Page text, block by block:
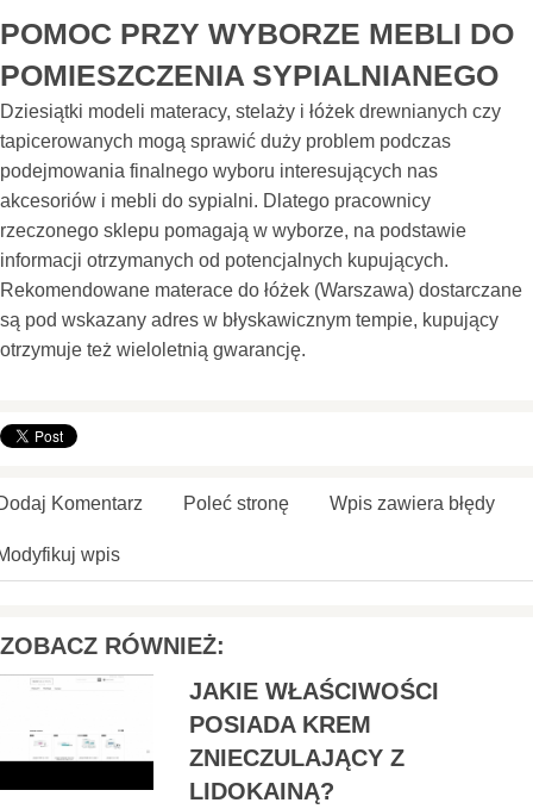
POMOC PRZY WYBORZE MEBLI DO
POMIESZCZENIA SYPIALNIANEGO
Dziesiątki modeli materacy, stelaży i łóżek drewnianych czy
tapicerowanych mogą sprawić duży problem podczas
podejmowania finalnego wyboru interesujących nas
akcesoriów i mebli do sypialni. Dlatego pracownicy
rzeczonego sklepu pomagają w wyborze, na podstawie
informacji otrzymanych od potencjalnych kupujących.
Rekomendowane materace do łóżek (Warszawa) dostarczane
są pod wskazany adres w błyskawicznym tempie, kupujący
otrzymuje też wieloletnią gwarancję.
Komentarz Poleć stronę Wpis zawiera błędy
wpis
ZOBACZ RÓWNIEŻ:
JAKIE WŁAŚCIWOŚCI
POSIADA KREM
ZNIECZULAJĄCY Z
LIDOKAINĄ?